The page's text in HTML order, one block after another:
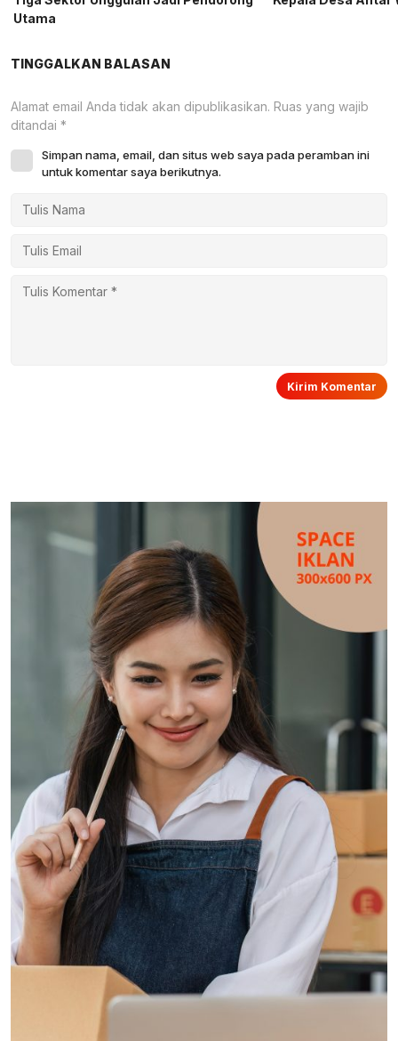
Utama
TINGGALKAN BALASAN
Alamat email Anda tidak akan dipublikasikan. Ruas yang wajib
ditandai *
Simpan nama, email, dan situs web saya pada peramban ini
untuk komentar saya berikutnya.